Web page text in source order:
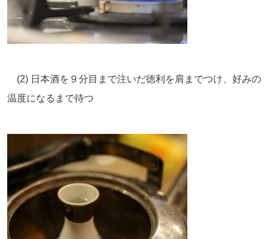
(2) 日本酒を９分目まで注いだ徳利を肩までつけ、好みの
温度になるまで待つ